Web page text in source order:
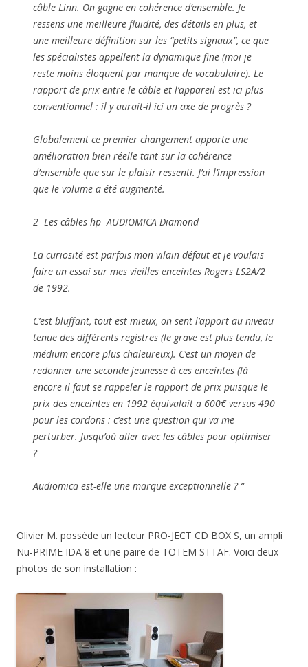
câble Linn. On gagne en cohérence d’ensemble. Je
ressens une meilleure fluidité, des détails en plus, et
une meilleure définition sur les “petits signaux”, ce que
les spécialistes appellent la dynamique fine (moi je
reste moins éloquent par manque de vocabulaire). Le
rapport de prix entre le câble et l’appareil est ici plus
conventionnel : il y aurait-il ici un axe de progrès ?
Globalement ce premier changement apporte une
amélioration bien réelle tant sur la cohérence
d’ensemble que sur le plaisir ressenti. J’ai l’impression
que le volume a été augmenté.
2- Les câbles hp AUDIOMICA Diamond
La curiosité est parfois mon vilain défaut et je voulais
faire un essai sur mes vieilles enceintes Rogers LS2A/2
de 1992.
C’est bluffant, tout est mieux, on sent l’apport au niveau
tenue des différents registres (le grave est plus tendu, le
médium encore plus chaleureux). C’est un moyen de
redonner une seconde jeunesse à ces enceintes (là
encore il faut se rappeler le rapport de prix puisque le
prix des enceintes en 1992 équivalait a 600€ versus 490
pour les cordons : c’est une question qui va me
perturber. Jusqu’où aller avec les câbles pour optimiser
?
Audiomica est-elle une marque exceptionnelle ? “
Olivier M. possède un lecteur PRO-JECT CD BOX S, un ampli
Nu-PRIME IDA 8 et une paire de TOTEM STTAF. Voici deux
photos de son installation :